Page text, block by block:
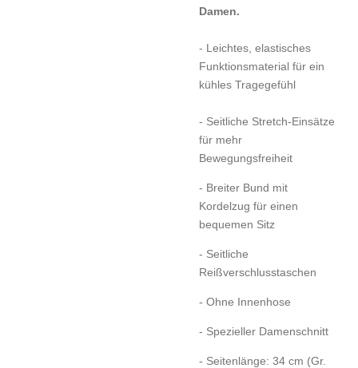
Damen.
- Leichtes, elastisches
Funktionsmaterial für ein
kühles Tragegefühl
- Seitliche Stretch-Einsätze
für mehr
Bewegungsfreiheit
- Breiter Bund mit
Kordelzug für einen
bequemen Sitz
- Seitliche
Reißverschlusstaschen
- Ohne Innenhose
- Spezieller Damenschnitt
- Seitenlänge: 34 cm (Gr.